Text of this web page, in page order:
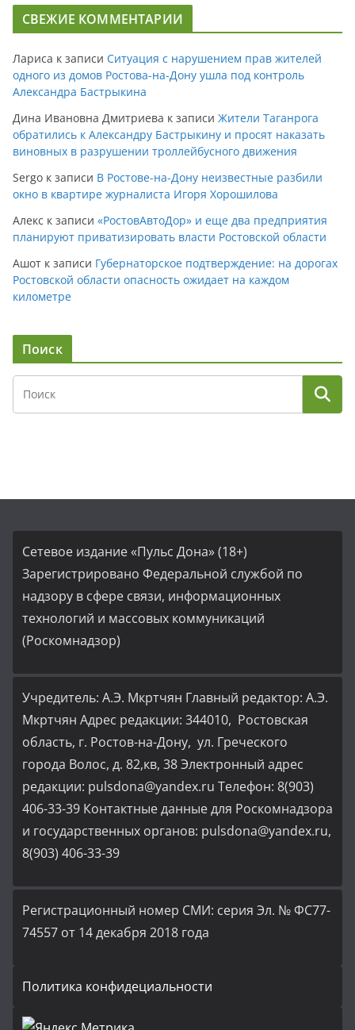
СВЕЖИЕ КОММЕНТАРИИ
Лариса к записи Ситуация с нарушением прав жителей
одного из домов Ростова-на-Дону ушла под контроль
Александра Бастрыкина
Дина Ивановна Дмитриева к записи Жители Таганрога
обратились к Александру Бастрыкину и просят наказать
виновных в разрушении троллейбусного движения
Sergo к записи В Ростове-на-Дону неизвестные разбили
окно в квартире журналиста Игоря Хорошилова
Алекс к записи «РостовАвтоДор» и еще два предприятия
планируют приватизировать власти Ростовской области
Ашот к записи Губернаторское подтверждение: на дорогах
Ростовской области опасность ожидает на каждом
километре
Поиск
Сетевое издание «Пульс Дона» (18+)
Зарегистрировано Федеральной службой по
надзору в сфере связи, информационных
технологий и массовых коммуникаций
(Роскомнадзор)
Учредитель: А.Э. Мкртчян Главный редактор: А.Э.
Мкртчян Адрес редакции: 344010, Ростовская
область, г. Ростов-на-Дону, ул. Греческого
города Волос, д. 82,кв, 38 Электронный адрес
редакции: pulsdona@yandex.ru Телефон: 8(903)
406-33-39 Контактные данные для Роскомнадзора
и государственных органов: pulsdona@yandex.ru,
8(903) 406-33-39
Регистрационный номер СМИ: серия Эл. № ФС77-
74557 от 14 декабря 2018 года
Политика конфидециальности